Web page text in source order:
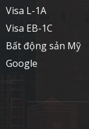
Visa L-1A
Visa EB-1C
Bất động sản Mỹ
Google